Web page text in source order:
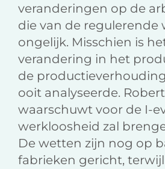
veranderingen op de
die van de regulerende
ongelijk. Misschien is
verandering in het
de
ooit analyseerde.
waarschuwt voor de I-
werkloosheid zal
De wetten zijn nog op
fabrieken gericht,